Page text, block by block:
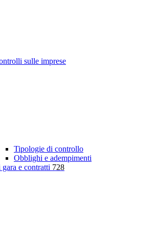
sulle imprese
Tipologie di controllo
Obblighi e adempimenti
e contratti 728